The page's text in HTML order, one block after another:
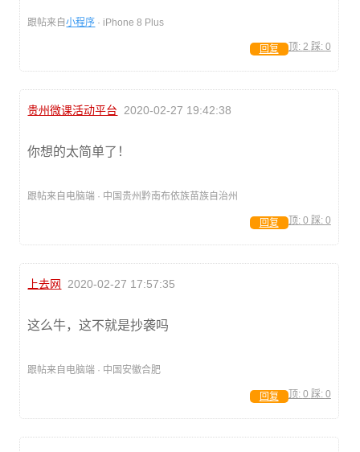
跟帖来自小程序 · iPhone 8 Plus
顶: 2 踩: 0
回复
贵州微课活动平台 2020-02-27 19:42:38
你想的太简单了！
跟帖来自电脑端 · 中国贵州黔南布依族苗族自治州
顶: 0 踩: 0
回复
上去网 2020-02-27 17:57:35
这么牛，这不就是抄袭吗
跟帖来自电脑端 · 中国安徽合肥
顶: 0 踩: 0
回复